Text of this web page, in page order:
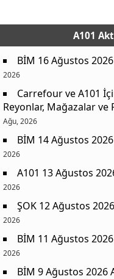
A101
BİM 16 Ağustos
2026
Carrefour ve A101
Reyonlar, Mağazalar ve
Ağu, 2026
BİM 14 Ağustos
2026
A101 13 Ağustos
2026
ŞOK 12 Ağustos
2026
BİM 11 Ağustos
2026
BİM 9 Ağustos